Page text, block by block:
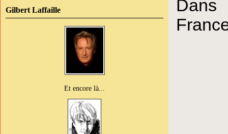
Gilbert Laffaille
Et encore là...
Dans